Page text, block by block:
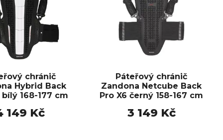
chránič
Hybrid Back
bílý 168-177 cm
149 Kč
Páteřový chránič
Zandona Netcube Back
Pro X6 černý 158-167 cm
3 149 Kč